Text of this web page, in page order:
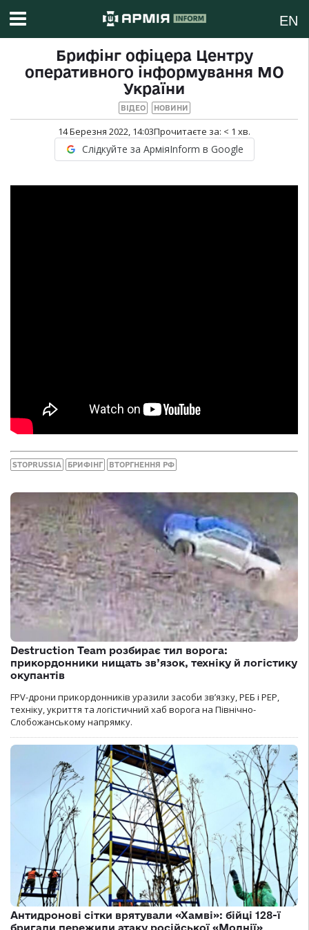
EN
Брифінг офіцера Центру
оперативного інформування МО
України
ВІДЕО НОВИНИ
14 Березня 2022, 14:03Прочитаєте за: < 1 хв.
Слідкуйте за АрміяInform в Google
STOPRUSSIA БРИФІНГ ВТОРГНЕННЯ РФ
Destruction Team розбирає тил ворога:
прикордонники нищать зв’язок, техніку й логістику
окупантів
FPV-дрони прикордонників уразили засоби зв’язку, РЕБ і РЕР,
техніку, укриття та логістичний хаб ворога на Північно-
Слобожанському напрямку.
Антидронові сітки врятували «Хамві»: бійці 128-ї